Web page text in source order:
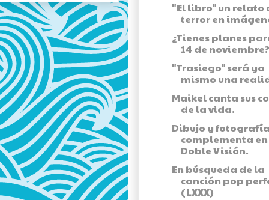
"El libro" un relato
terror en
¿Tienes planes
14 de noviembre?
"Trasiego" será ya
mismo una
Maikel canta sus
de la vida.
Dibujo y
complementa en
Doble Visión.
En búsqueda de la
canción pop
(LXXX)